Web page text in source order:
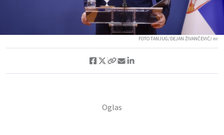
FOTO TANJUG/DEJAN ŽIVANČEVIĆ/ nr